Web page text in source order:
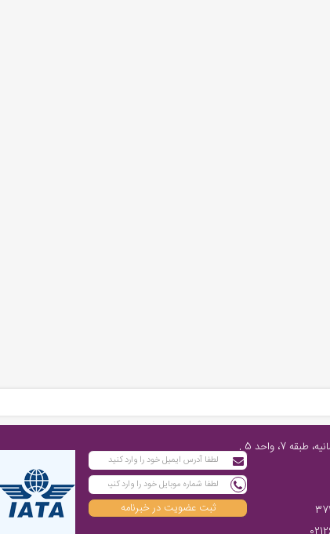
تهران، پاسداران شمالی، پایین‌تر از چهارراه فرمانیه، مابین نارنجستان چهارم و رز، مجتمع آرتمیس فرمانیه، طبقه 7، واحد 5 ,
ثبت عضویت در خبرنامه